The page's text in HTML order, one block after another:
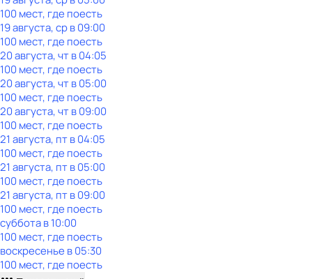
100 мест, где поесть
19 августа, ср в 09:00
100 мест, где поесть
20 августа, чт в 04:05
100 мест, где поесть
20 августа, чт в 05:00
100 мест, где поесть
20 августа, чт в 09:00
100 мест, где поесть
21 августа, пт в 04:05
100 мест, где поесть
21 августа, пт в 05:00
100 мест, где поесть
21 августа, пт в 09:00
100 мест, где поесть
субботав10:00
100 мест, где поесть
воскресенье в05:30
100 мест, где поесть